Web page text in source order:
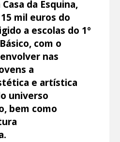
da Esquina,
mil euros do
a escolas do 1º
com o
nas
a
e artística
universo
bem como